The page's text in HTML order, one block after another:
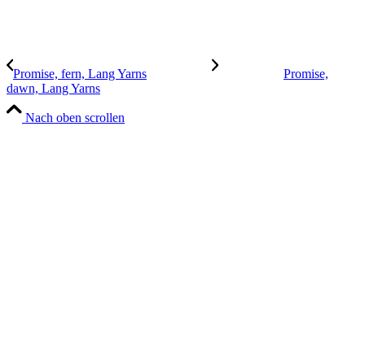
Promise, fern, Lang Yarns
Promise,
dawn, Lang Yarns
Nach oben scrollen